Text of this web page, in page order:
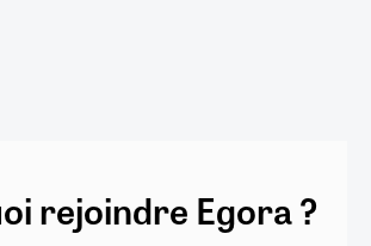
rejoindre Egora ?